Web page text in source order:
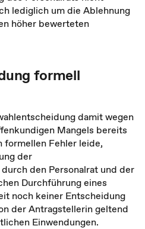
lediglich um die Ablehnung
höher bewerteten
formell
damit wegen
Mangels bereits
formellen Fehler leide,
der
den Personalrat und der
Durchführung eines
noch keiner Entscheidung
der Antragstellerin geltend
Einwendungen.